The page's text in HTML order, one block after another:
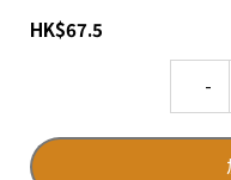
HK$67.5